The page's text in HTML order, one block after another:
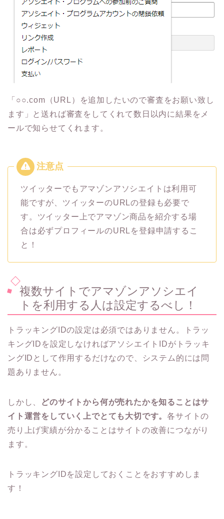
「○○.com（URL）を追加したいので審査をお願い致し
ます」と送れば審査をしてくれて数日以内に結果をメ
ールで知らせてくれます。
ツイッターでもアマゾンアソシエイトは利用可
能ですが、ツイッターのURLの登録も必要で
す。ツイッター上でアマゾン商品を紹介する場
合は必ずプロフィールのURLを登録申請するこ
と！
複数サイトでアマゾンアソシエイ
トを利用する人は設定するべし！
トラッキングIDの設定は必須ではありません。トラッ
キングIDを設定しなければアソシエイトIDがトラッキ
ングIDとして作用するだけなので、システム的には問
題ありません。
しかし、
どのサイトから何が売れたかを知ることはサ
イト運営をしていく上でとても大切です。各サイトの
売り上げ実績が分かることはサイトの改善につながり
ます。
トラッキングIDを設定しておくことをおすすめしま
す！